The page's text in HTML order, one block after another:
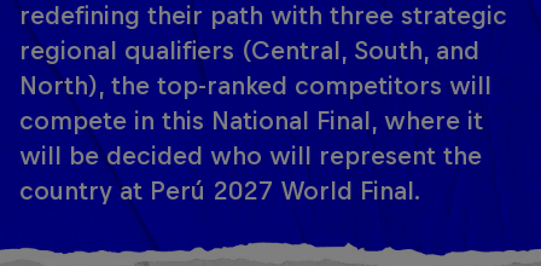
redefining their path with three strategic
regional qualifiers (Central, South, and
North), the top-ranked competitors will
compete in this National Final, where it
will be decided who will represent the
country at Perú 2027 World Final.